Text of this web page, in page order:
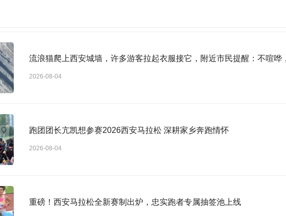
流浪猫爬上西安城墙，许多游客拉起衣服接它，附近市民提醒：不喧哗
2026-08-04
跑团团长亢凯想参赛2026西安马拉松 深耕家乡奔跑情怀
2026-08-04
重磅！西安马拉松全新赛制出炉，忠实跑者专属抽签池上线